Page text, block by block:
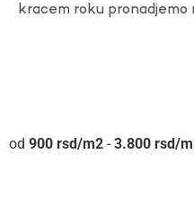
kracem roku pronadjemo
900 rsd - 3.800 rsd